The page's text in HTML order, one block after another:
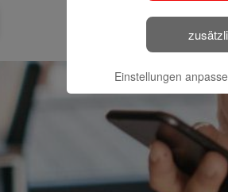
Einstellungen